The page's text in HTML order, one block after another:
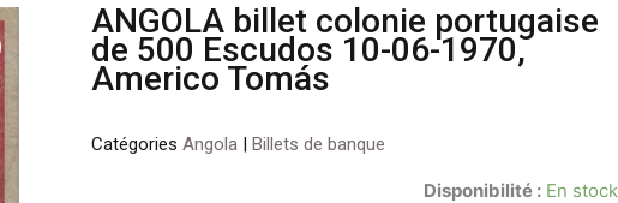
ANGOLA billet colonie portugaise
de 500 Escudos 10-06-1970,
Americo Tomás
Catégories Angola | Billets de banque
Disponibilité : En stock